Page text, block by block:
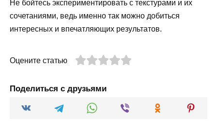
Не бойтесь экспериментировать с текстурами и их
сочетаниями, ведь именно так можно добиться
интересных и впечатляющих результатов.
Оцените статью
Поделиться с друзьями